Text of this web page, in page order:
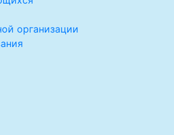
организации